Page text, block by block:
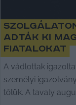
adták ki
fiatalokat
A vádlottak
személyi
tőlük. A tavaly